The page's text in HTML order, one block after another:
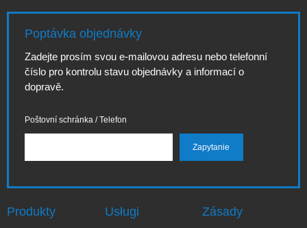
Poptávka objednávky
Zadejte prosím svou e-mailovou adresu nebo telefonní
číslo pro kontrolu stavu objednávky a informací o
dopravě.
Poštovní schránka / Telefon
Produkty Usługi Zásady